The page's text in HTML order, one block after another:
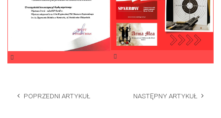
POPRZEDNI ARTYKUŁ NASTĘPNY ARTYKUŁ